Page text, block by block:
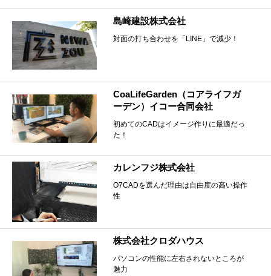
島崎建設株式会社
対面の打ち合わせを「LINE」で減少！
CoaLifeGarden（コアライフガ
ーデン）イコー合同会社
初めてのCADはイメージ作りに最適だっ
た！
カレンフジ株式会社
O7CADを選んだ理由は自由度の高い操作
性
株式会社クロダハウス
パソコンの性能に左右されないところが
魅力